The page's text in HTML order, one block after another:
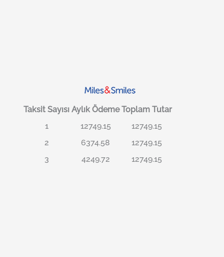
Taksit Sayısı Aylık Ödeme Toplam Tutar
1
12749.15
12749.15
2
6374.58
12749.15
3
4249.72 12749.15